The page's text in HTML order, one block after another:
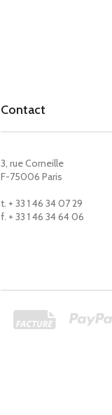
Contact
3, rue Corneille
F-75006 Paris
t. + 33 1 46 34 07 29
f. + 33 1 46 34 64 06